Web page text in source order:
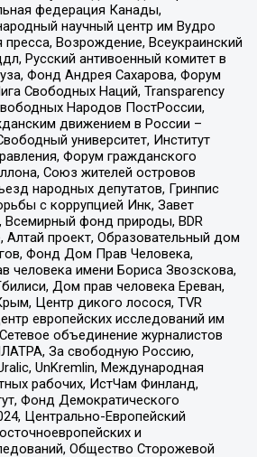
федерация Канады,
научный центр им Вудро
Возрождение, Всеукраинский
Русский антивоенный комитет в
Фонд Андрея Сахарова, Форум
Свободных Наций, Transparеncy
Народов ПостРоссии,
движением в России –
университет, Институт
Форум гражданского
Союз жителей островов
народных депутатов, Гринпис
с коррупцией Инк, Завет
Всемирный фонд природы, BDR
Алтай проект, Образовательный дом
Фонд Дом Прав Человека,
человека имени Бориса Звозскова,
Дом прав человека Ереван,
Центр дикого лосося, TVR
европейских исследований им
объединение журналистов
За свободную Россию,
UnKremlin, Международная
рабочих, ИстЧам Финланд,
Фонд Демократического
Центрально-Европейский
и
Общество Сторожевой